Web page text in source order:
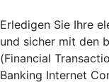
Erledigen Sie Ihre
und sicher mit den
(Financial
Banking Internet